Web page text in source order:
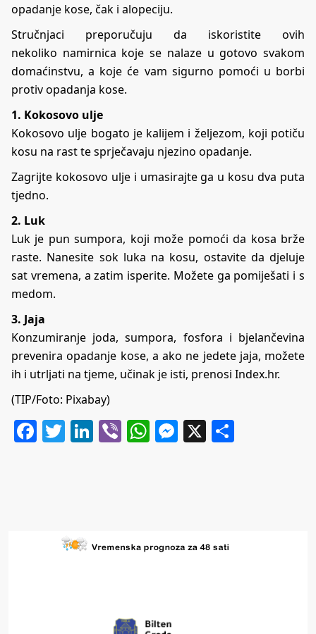
opadanje kose, čak i alopeciju.
Stručnjaci preporučuju da iskoristite ovih
nekoliko namirnica koje se nalaze u gotovo svakom
domaćinstvu, a koje će vam sigurno pomoći u borbi
protiv opadanja kose.
1. Kokosovo ulje
Kokosovo ulje bogato je kalijem i željezom, koji potiču
kosu na rast te sprječavaju njezino opadanje.
Zagrijte kokosovo ulje i umasirajte ga u kosu dva puta
tjedno.
2. Luk
Luk je pun sumpora, koji može pomoći da kosa brže
raste. Nanesite sok luka na kosu, ostavite da djeluje
sat vremena, a zatim isperite. Možete ga pomiješati i s
medom.
3. Jaja
Konzumiranje joda, sumpora, fosfora i bjelančevina
prevenira opadanje kose, a ako ne jedete jaja, možete
ih i utrljati na tjeme, učinak je isti, prenosi Index.hr.
(TIP/Foto: Pixabay)
Facebook
Twitter
LinkedIn
ViberWhatsApp
Messenger
X